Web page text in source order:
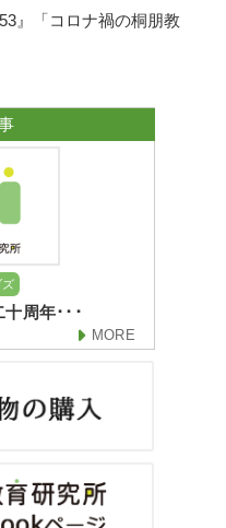
』「コロナ禍の桐朋教
ズ
周年･･･
MORE